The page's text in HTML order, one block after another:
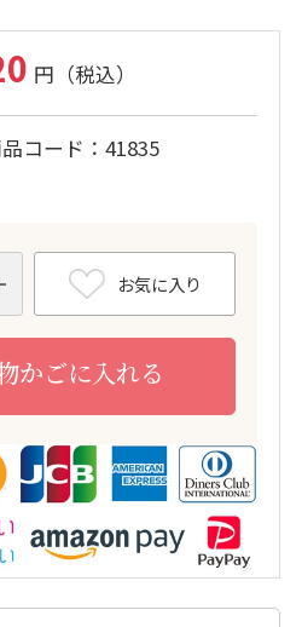
コード
41835
お気に入り
かごに入れる